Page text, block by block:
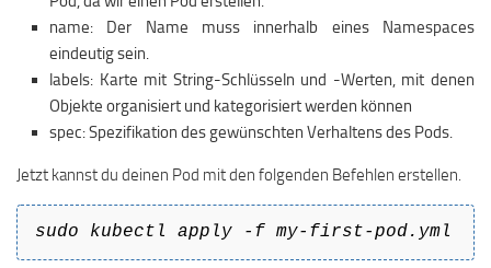
name: Der Name muss innerhalb eines Namespaces
eindeutig sein.
labels: Karte mit String-Schlüsseln und -Werten, mit denen
Objekte organisiert und kategorisiert werden können
spec: Spezifikation des gewünschten Verhaltens des Pods.
Jetzt kannst du deinen Pod mit den folgenden Befehlen erstellen.
sudo kubectl apply -f my-first-pod.yml